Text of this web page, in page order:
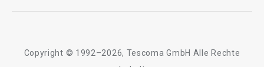
Qualität
Copyright © 1992–2026, Tescoma GmbH Alle Rechte